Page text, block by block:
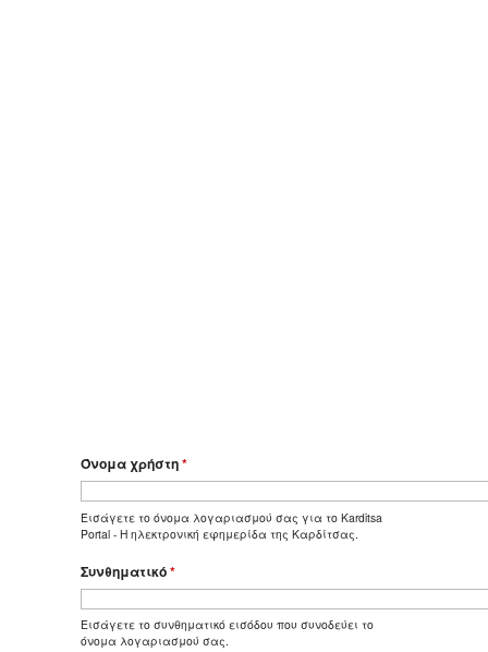
Όνομα χρήστη*
Εισάγετε το όνομα λογαριασμού σας για το Karditsa
Portal - Η ηλεκτρονική εφημερίδα της Καρδίτσας.
Συνθηματικό*
Εισάγετε το συνθηματικό εισόδου που συνοδεύει το
όνομα λογαριασμού σας.